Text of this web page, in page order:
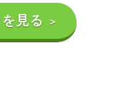
見る ＞